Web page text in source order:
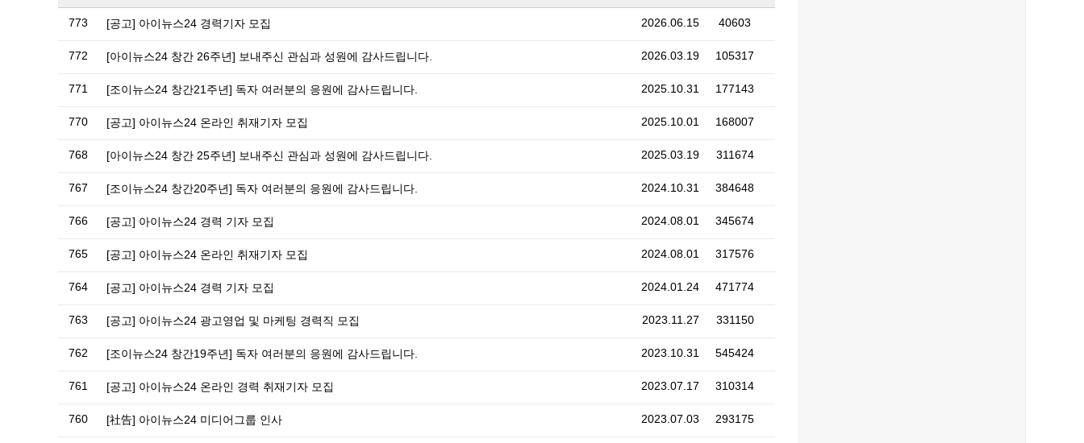
773 [공고] 아이뉴스24 경력기자 모집 2026.06.15 40603
772 [아이뉴스24 창간 26주년] 보내주신 관심과 성원에 감사드립니다. 2026.03.19 105317
771 [조이뉴스24 창간21주년] 독자 여러분의 응원에 감사드립니다. 2025.10.31 177143
770 [공고] 아이뉴스24 온라인 취재기자 모집 2025.10.01 168007
768 [아이뉴스24 창간 25주년] 보내주신 관심과 성원에 감사드립니다. 2025.03.19 311674
767 [조이뉴스24 창간20주년] 독자 여러분의 응원에 감사드립니다. 2024.10.31 384648
766 [공고] 아이뉴스24 경력 기자 모집 2024.08.01 345674
765 [공고] 아이뉴스24 온라인 취재기자 모집 2024.08.01 317576
764 [공고] 아이뉴스24 경력 기자 모집 2024.01.24 471774
763 [공고] 아이뉴스24 광고영업 및 마케팅 경력직 모집 2023.11.27 331150
762 [조이뉴스24 창간19주년] 독자 여러분의 응원에 감사드립니다. 2023.10.31 545424
761 [공고] 아이뉴스24 온라인 경력 취재기자 모집 2023.07.17 310314
760 [社告] 아이뉴스24 미디어그룹 인사 2023.07.03 293175